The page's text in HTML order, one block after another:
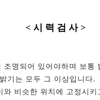
검 사 >
조명되어 있어야하며 보
기는 모두 그 이상입니다.
와 비슷한 위치에 고정시